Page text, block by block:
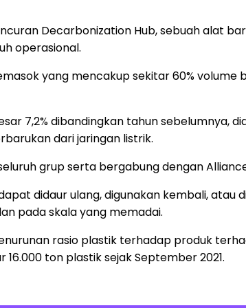
Decarbonization Hub, sebuah alat
operasional.
yang mencakup sekitar 60%
7,2% dibandingkan tahun sebelumnya,
dari jaringan listrik.
grup serta bergabung dengan
didaur ulang, digunakan kembali,
pada skala yang memadai.
rasio plastik terhadap produk
ton plastik sejak September 2021.